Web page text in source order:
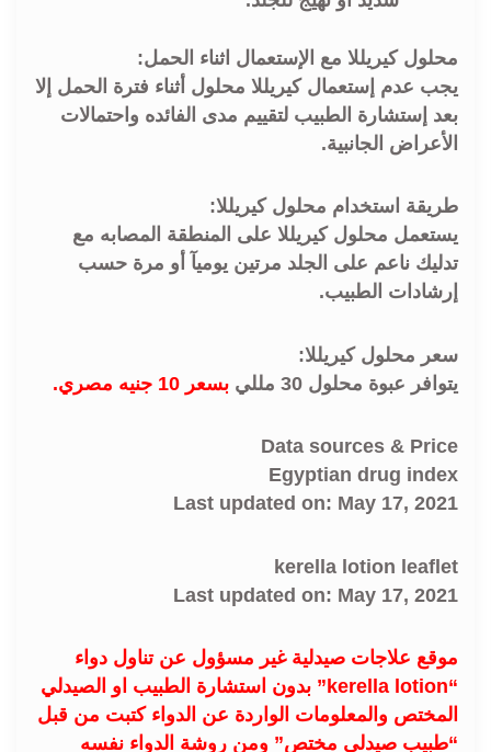
محلول كيريللا مع الإستعمال اثناء الحمل:
يجب عدم إستعمال كيريللا محلول أثناء فترة الحمل إلا
بعد إستشارة الطبيب لتقييم مدى الفائده واحتمالات
الأعراض الجانبية.
طريقة استخدام محلول كيريللا:
يستعمل محلول كيريللا على المنطقة المصابه مع
تدليك ناعم على الجلد مرتين يوميآ أو مرة حسب
إرشادات الطبيب.
سعر محلول كيريللا:
يتوافر عبوة محلول 30 مللي
بسعر 10 جنيه مصري.
Data sources & Price
Egyptian drug index
Last updated on: May 17, 2021
kerella lotion leaflet
Last updated on: May 17, 2021
موقع علاجات صيدلية غير مسؤول عن تناول دواء
“kerella lotion” بدون استشارة الطبيب او الصيدلي
المختص والمعلومات الواردة عن الدواء كتبت من قبل
“طبيب صيدلي مختص” ومن روشة الدواء نفسه